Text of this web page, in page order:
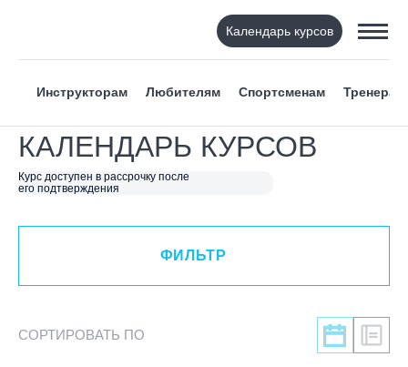
Календарь курсов
Инструкторам Любителям Спортсменам Тренерам
КАЛЕНДАРЬ КУРСОВ
Курс доступен в рассрочку после
его подтверждения
ФИЛЬТР
ВИД СПОРТА
Я ХОЧУ
КАТЕГОРИЯ
ЛЕКТОР
ФИЛЬТР
СОРТИРОВАТЬ ПО